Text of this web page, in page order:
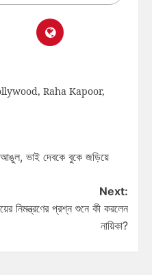
, Raha Kapoor,
আঙুল, ভাই দেবকে বুকে জড়িয়ে
Next:
নিমন্ত্রণের প্রশ্ন শুনে কী করলেন
নায়িকা?